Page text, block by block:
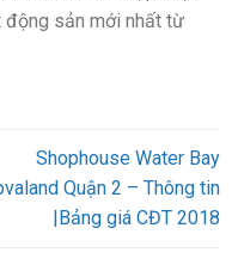
động sản mới nhất từ
Shophouse Water Bay
Quận 2 – Thông tin
|Bảng giá CĐT 2018